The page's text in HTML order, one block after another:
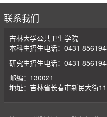
联系我们
吉林大学公共卫生学院
本科生招生电话：0431-
研究生招生电话：0431-
邮编：130021
地址：吉林省长春市新民大街